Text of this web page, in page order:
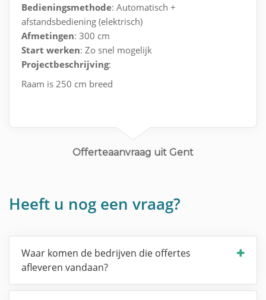
Bedieningsmethode: Automatisch +
afstandsbediening (elektrisch)
Afmetingen: 300 cm
Start werken: Zo snel mogelijk
Projectbeschrijving:
Raam is 250 cm breed
Offerteaanvraag uit Gent
Heeft u nog een vraag?
Waar komen de bedrijven die offertes
afleveren vandaan?